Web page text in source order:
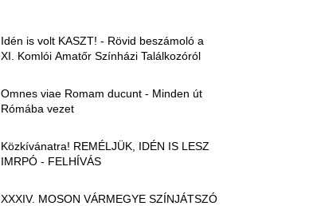
Idén is volt KASZT! - Rövid beszámoló a
XI. Komlói Amatőr Színházi Találkozóról
Omnes viae Romam ducunt - Minden út
Rómába vezet
Közkívánatra! REMÉLJÜK, IDÉN IS LESZ
IMRPÓ - FELHÍVÁS
XXXIV. MOSON VÁRMEGYE SZÍNJÁTSZÓ